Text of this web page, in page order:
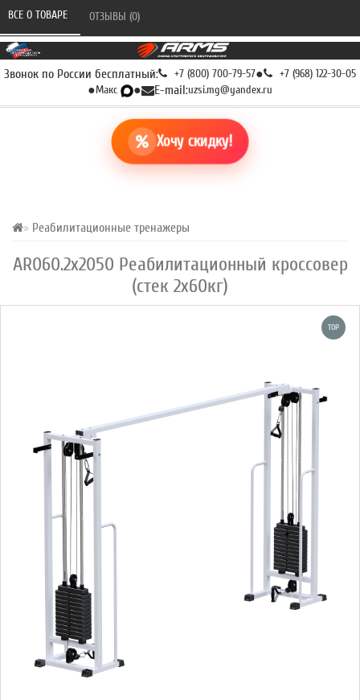
Звонок по России бесплатный: +7 (800) 700-79-57● +7 (968) 122-30-05
●Макс ● E-mail:uzsi.mg@yandex.ru
Хочу скидку!
Реабилитационные тренажеры
AR060.2х2050 Реабилитационный кроссовер
(стек 2х60кг)
ВСЕ О ТОВАРЕ ОТЗЫВЫ (0)
TOP